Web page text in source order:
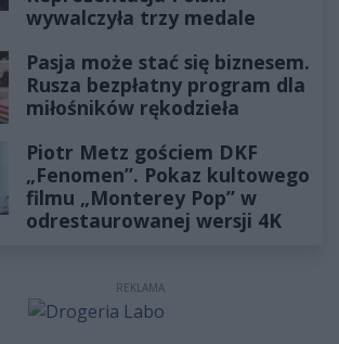
wywalczyła trzy medale
Pasja może stać się biznesem.
Rusza bezpłatny program dla
miłośników rękodzieła
Piotr Metz gościem DKF
„Fenomen”. Pokaz kultowego
filmu „Monterey Pop” w
odrestaurowanej wersji 4K
REKLAMA